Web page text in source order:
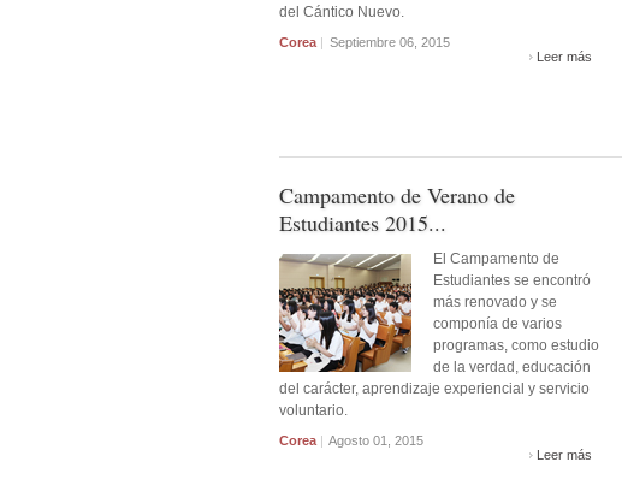
del Cántico Nuevo.
Corea | Septiembre 06, 2015
Leer más
Campamento de Verano de
Estudiantes 2015...
El Campamento de
Estudiantes se encontró
más renovado y se
componía de varios
programas, como estudio
de la verdad, educación
del carácter, aprendizaje experiencial y servicio
voluntario.
Corea | Agosto 01, 2015
Leer más